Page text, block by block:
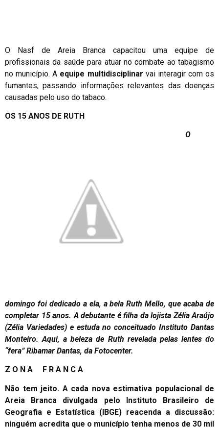
O Nasf de Areia Branca capacitou uma equipe de
profissionais da saúde para atuar no combate ao tabagismo
no município. A equipe multidisciplinar vai interagir com os
fumantes, passando informações relevantes das doenças
causadas pelo uso do tabaco.
OS 15 ANOS DE RUTH
O
domingo foi dedicado a ela, a bela Ruth Mello, que acaba de
completar 15 anos. A debutante é filha da lojista Zélia Araújo
(Zélia Variedades) e estuda no conceituado Instituto Dantas
Monteiro. Aqui, a beleza de Ruth revelada pelas lentes do
“fera” Ribamar Dantas, da Fotocenter.
Z O N A F R A N C A
Não tem jeito. A cada nova estimativa populacional de
Areia Branca divulgada pelo Instituto Brasileiro de
Geografia e Estatística (IBGE) reacenda a discussão:
ninguém acredita que o município tenha menos de 30 mil